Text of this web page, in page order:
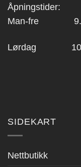
Åpningstider:
Man-fre
Lørdag
SIDEKART
Nettbutikk